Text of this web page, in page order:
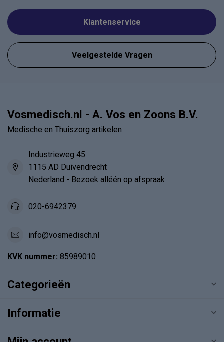
Klantenservice
Veelgestelde Vragen
Vosmedisch.nl - A. Vos en Zoons B.V.
Medische en Thuiszorg artikelen
Industrieweg 45
1115 AD Duivendrecht
Nederland - Bezoek alléén op afspraak
020-6942379
info@vosmedisch.nl
KVK nummer: 85989010
Categorieën
Informatie